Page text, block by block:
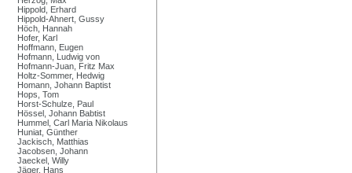
Hippold, Erhard
Hippold-Ahnert, Gussy
Höch, Hannah
Hofer, Karl
Hoffmann, Eugen
Hofmann, Ludwig von
Hofmann-Juan, Fritz Max
Holtz-Sommer, Hedwig
Homann, Johann Baptist
Hops, Tom
Horst-Schulze, Paul
Hössel, Johann Babtist
Hummel, Carl Maria Nikolaus
Huniat, Günther
Jackisch, Matthias
Jacobsen, Johann
Jaeckel, Willy
Jäger, Hans